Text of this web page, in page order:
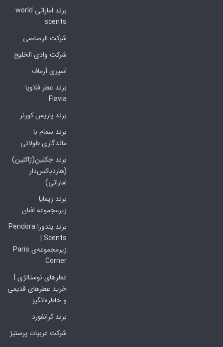
برند اماراتی world
scents
شرکت الرصاصی
شرکت وادی الخلیج
اسپری آرماف
برند عطر فلاویا
Flavia
برند پاریس کورنر
برند سمام با
ماندگاری طولانی
برند جکلین(ژاکلین)
(هاردباکس‌دار
اماراتی)
برند زیمایا
زیرمجموعه افنان
برند پندورا Pendora
Scents |
زیرمجموعه‌ی Paris
Corner
عطرهای نوستالژی |
خرید عطرهای قدیمی
و خاطره‌انگیز
برند کرانفورد
شرکت عربیات پرستیژ